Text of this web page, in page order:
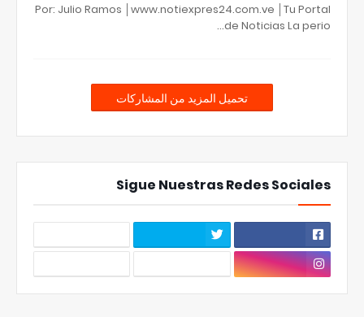
Por: Julio Ramos │www.notiexpres24.com.ve │Tu Portal
de Noticias La perio…
تحميل المزيد من المشاركات
Sigue Nuestras Redes Sociales